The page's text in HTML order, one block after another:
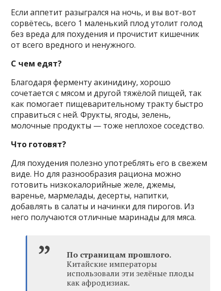
Если аппетит разыгрался на ночь, и вы вот-вот
сорвётесь, всего 1 маленький плод утолит голод
без вреда для похудения и прочистит кишечник
от всего вредного и ненужного.
С чем едят?
Благодаря ферменту акинидину, хорошо
сочетается с мясом и другой тяжёлой пищей, так
как помогает пищеварительному тракту быстро
справиться с ней. Фрукты, ягоды, зелень,
молочные продукты — тоже неплохое соседство.
Что готовят?
Для похудения полезно употреблять его в свежем
виде. Но для разнообразия рациона можно
готовить низкокалорийные желе, джемы,
варенье, мармелады, десерты, напитки,
добавлять в салаты и начинки для пирогов. Из
него получаются отличные маринады для мяса.
По страницам прошлого.
Китайские императоры
использовали эти зелёные плоды
как афродизиак.